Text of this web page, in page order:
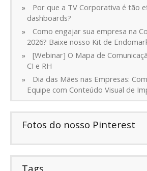
Por que a TV Corporativa é tão
dashboards?
Como engajar sua empresa na
2026? Baixe nosso Kit de
[Webinar] O Mapa de
CI e RH
Dia das Mães nas Empresas:
Equipe com Conteúdo Visual de
Fotos do nosso Pinterest
Tags